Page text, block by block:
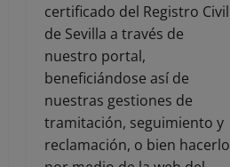
certificado del Registro Civil
de Sevilla a través de
nuestro portal,
beneficiándose así de
nuestras gestiones de
tramitación, seguimiento y
reclamación, o bien hacerlo